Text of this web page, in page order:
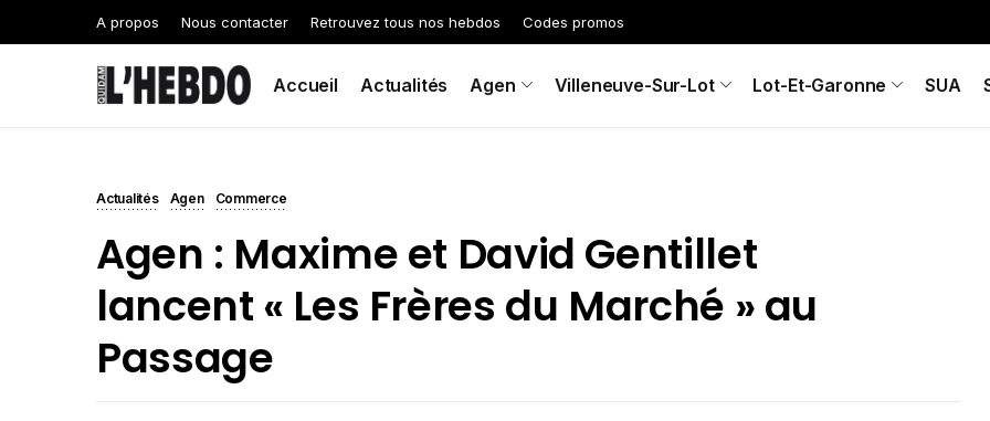
A propos Nous contacter Retrouvez tous nos hebdos Codes promos
Accueil Actualités Agen Villeneuve-Sur-Lot Lot-Et-Garonne SUA
Actualités Agen Commerce
Agen : Maxime et David Gentillet
lancent « Les Frères du Marché » au
Passage